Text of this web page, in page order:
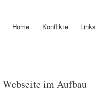
Home Konflikte Links
Webseite im Aufbau